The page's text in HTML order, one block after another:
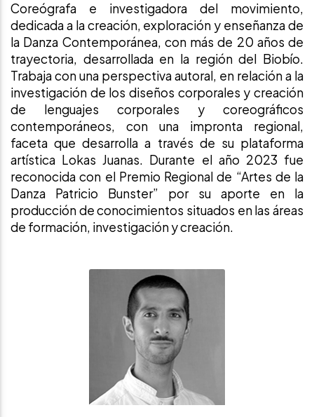
Coreógrafa e investigadora del movimiento,
dedicada a la creación, exploración y enseñanza de
la Danza Contemporánea, con más de 20 años de
trayectoria, desarrollada en la región del Biobío.
Trabaja con una perspectiva autoral, en relación a la
investigación de los diseños corporales y creación
de lenguajes corporales y coreográficos
contemporáneos, con una impronta regional,
faceta que desarrolla a través de su plataforma
artística Lokas Juanas. Durante el año 2023 fue
reconocida con el Premio Regional de “Artes de la
Danza Patricio Bunster” por su aporte en la
producción de conocimientos situados en las áreas
de formación, investigación y creación.